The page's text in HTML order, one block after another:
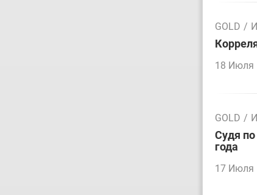
GOLD /
18 Июля
GOLD /
Судя
года
17 Июля